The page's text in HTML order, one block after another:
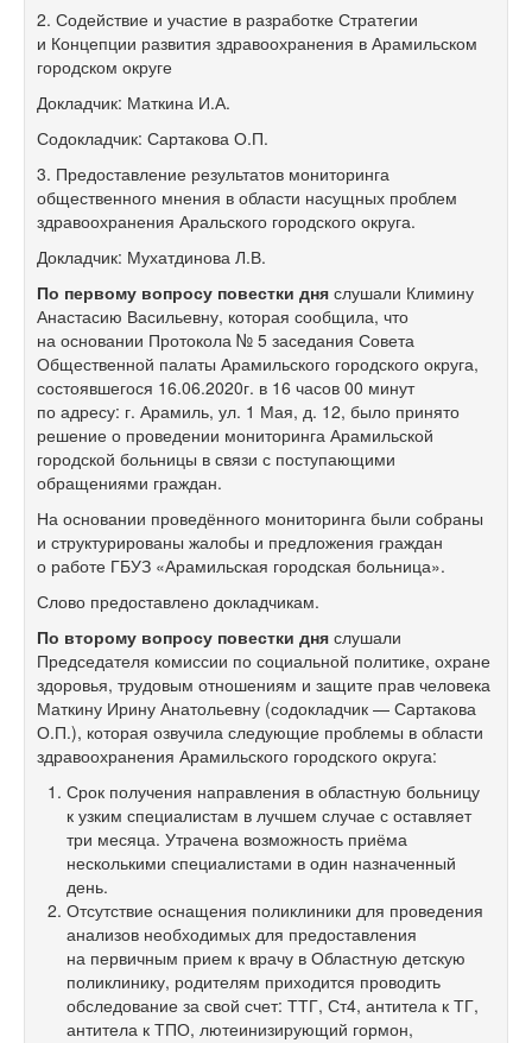
2. Содействие и участие в разработке Стратегии
и Концепции развития здравоохранения в Арамильском
городском округе
Докладчик: Маткина И.А.
Содокладчик: Сартакова О.П.
3. Предоставление результатов мониторинга
общественного мнения в области насущных проблем
здравоохранения Аральского городского округа.
Докладчик: Мухатдинова Л.В.
По первому вопросу повестки дня слушали Климину
Анастасию Васильевну, которая сообщила, что
на основании Протокола № 5 заседания Совета
Общественной палаты Арамильского городского округа,
состоявшегося 16.06.2020г. в 16 часов 00 минут
по адресу: г. Арамиль, ул. 1 Мая, д. 12, было принято
решение о проведении мониторинга Арамильской
городской больницы в связи с поступающими
обращениями граждан.
На основании проведённого мониторинга были собраны
и структурированы жалобы и предложения граждан
о работе ГБУЗ «Арамильская городская больница».
Слово предоставлено докладчикам.
По второму вопросу повестки дня слушали
Председателя комиссии по социальной политике, охране
здоровья, трудовым отношениям и защите прав человека
Маткину Ирину Анатольевну (содокладчик — Сартакова
О.П.), которая озвучила следующие проблемы в области
здравоохранения Арамильского городского округа:
Срок получения направления в областную больницу
к узким специалистам в лучшем случае с оставляет
три месяца. Утрачена возможность приёма
несколькими специалистами в один назначенный
день.
Отсутствие оснащения поликлиники для проведения
анализов необходимых для предоставления
на первичным прием к врачу в Областную детскую
поликлинику, родителям приходится проводить
обследование за свой счет: ТТГ, Ст4, антитела к ТГ,
антитела к ТПО, лютеинизирующий гормон,